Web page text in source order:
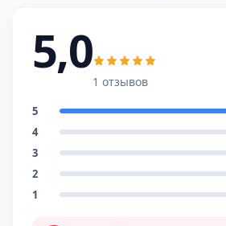
5,0
1 отзывов
5
4
3
2
1